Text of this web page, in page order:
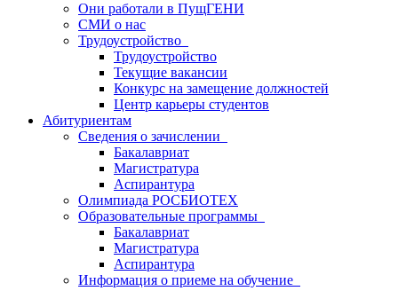
Они работали в ПущГЕНИ
СМИ о нас
Трудоустройство
Трудоустройство
Текущие вакансии
Конкурс на замещение должностей
Центр карьеры студентов
Абитуриентам
Сведения о зачислении
Бакалавриат
Магистратура
Аспирантура
Олимпиада РОСБИОТЕХ
Образовательные программы
Бакалавриат
Магистратура
Аспирантура
Информация о приеме на обучение